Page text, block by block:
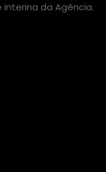
da Agência.